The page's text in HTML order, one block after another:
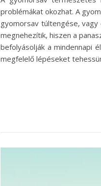
problémákat okozhat. A
gyomorsav túltengése,
megnehezítik, hiszen a
befolyásolják a mindennapi
megfelelő lépéseket